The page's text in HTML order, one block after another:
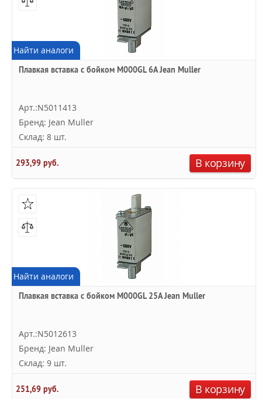
Найти аналоги
Плавкая вставка с бойком M000GL 6А Jean Muller
Арт.:N5011413
Бренд: Jean Muller
Склад: 8 шт.
293,99 руб. В корзину
Найти аналоги
Плавкая вставка с бойком M000GL 25А Jean Muller
Арт.:N5012613
Бренд: Jean Muller
Склад: 9 шт.
251,69 руб. В корзину